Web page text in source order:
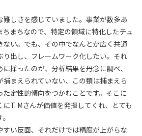
難しさを感じていました。事業が数多あ
ちまちなので、特定の領域に特化したチュ
ない。でも、その中でなんとか広く共通
り出し、フレームワーク化したい。それ
採ったのが、分析結果を丹念に調べ、
捕まえられていない、この類は捕まえら
た定性的傾向をつかむことです。そこに
にT. Mさんが価値を発揮してくれ、とても
すい反面、それだけでは精度が上がらな